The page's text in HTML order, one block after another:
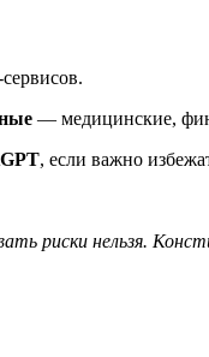
— медицинские,
, если важно
риски нельзя.